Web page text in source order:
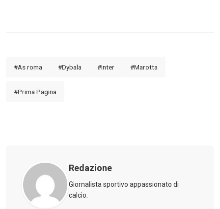
#As roma #Dybala #Inter #Marotta
#Prima Pagina
Redazione
Giornalista sportivo appassionato di
calcio.